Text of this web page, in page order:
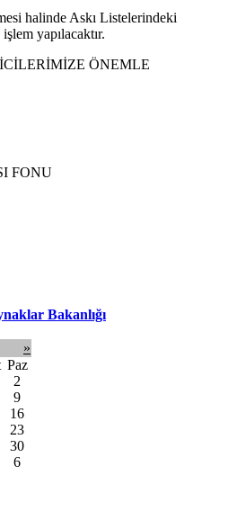
halinde Askı Listelerindeki
yapılacaktır.
ÖNEMLE
FONU
Bakanlığı
»
Paz
2
9
16
23
30
6